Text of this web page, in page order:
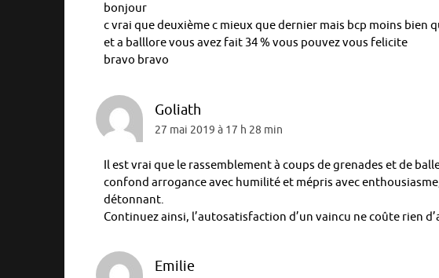
bonjour
c vrai que deuxième c mieux que dernier mais bcp moins bien
et a balllore vous avez fait 34 % vous pouvez vous felicite
bravo bravo
Goliath
27 mai 2019 à 17 h 28 min
Il est vrai que le rassemblement à coups de grenades et de
confond arrogance avec humilité et mépris avec
détonnant.
Continuez ainsi, l’autosatisfaction d’un vaincu ne coûte rien
Emilie